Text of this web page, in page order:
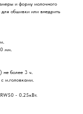
и форму молочного
обшивки или внедрить
мм.
не более 3 ч.
м.головками.
- 0.25кВт.